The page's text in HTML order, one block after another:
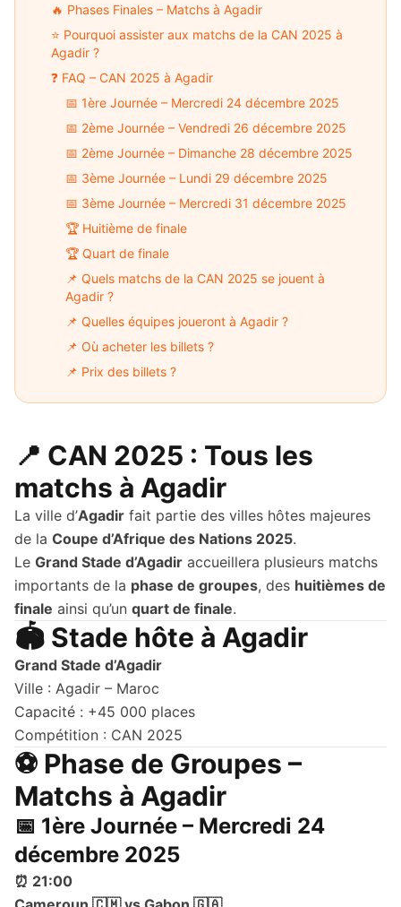
🔥 Phases Finales – Matchs à Agadir
⭐ Pourquoi assister aux matchs de la CAN 2025 à
Agadir ?
❓ FAQ – CAN 2025 à Agadir
📅 1ère Journée – Mercredi 24 décembre 2025
📅 2ème Journée – Vendredi 26 décembre 2025
📅 2ème Journée – Dimanche 28 décembre 2025
📅 3ème Journée – Lundi 29 décembre 2025
📅 3ème Journée – Mercredi 31 décembre 2025
🏆 Huitième de finale
🏆 Quart de finale
📌 Quels matchs de la CAN 2025 se jouent à
Agadir ?
📌 Quelles équipes joueront à Agadir ?
📌 Où acheter les billets ?
📌 Prix des billets ?
📍 CAN 2025 : Tous les
matchs à Agadir
La ville d’Agadir fait partie des villes hôtes majeures
de la Coupe d’Afrique des Nations 2025.
Le Grand Stade d’Agadir accueillera plusieurs matchs
importants de la phase de groupes, des huitièmes de
finale ainsi qu’un quart de finale.
🏟️ Stade hôte à Agadir
Grand Stade d’Agadir
Ville : Agadir – Maroc
Capacité : +45 000 places
Compétition : CAN 2025
⚽ Phase de Groupes –
Matchs à Agadir
📅 1ère Journée – Mercredi 24
décembre 2025
⏰ 21:00